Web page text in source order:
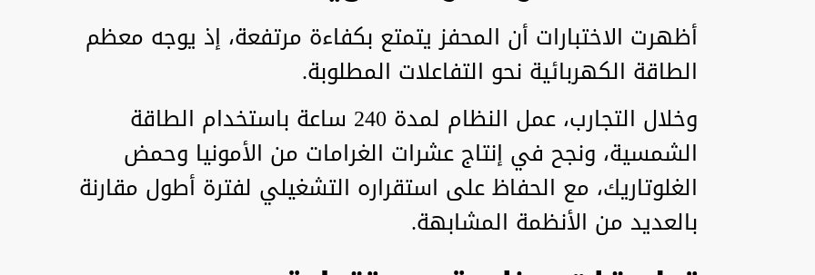
أظهرت الاختبارات أن المحفز يتمتع بكفاءة مرتفعة، إذ يوجه معظم
الطاقة الكهربائية نحو التفاعلات المطلوبة.
وخلال التجارب، عمل النظام لمدة 240 ساعة باستخدام الطاقة
الشمسية، ونجح في إنتاج عشرات الغرامات من الأمونيا وحمض
الغلوتاريك، مع الحفاظ على استقراره التشغيلي لفترة أطول مقارنة
بالعديد من الأنظمة المشابهة.